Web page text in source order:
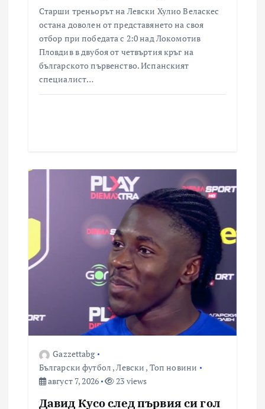
Старши треньорът на Левски Хулио Веласкес
остана доволен от представянето на своя
отбор при победата с 2:0 над Локомотив
Пловдив в двубоя от четвъртия кръг на
българското първенство. Испанският
специалист…
Gazzettabg
Български футбол ,Левски , Топ новини
август 7, 2026
23 views
Давид Кусо след първия си гол